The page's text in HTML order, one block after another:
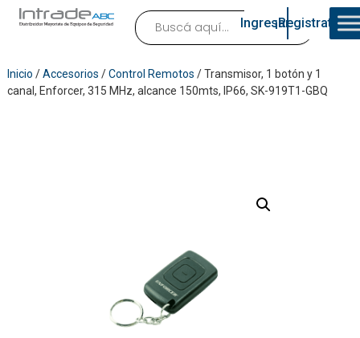
Ingresar¡Registrate!
Inicio /Accesorios /Control Remotos / Transmisor, 1 botón y 1
canal, Enforcer, 315 MHz, alcance 150mts, IP66, SK-919T1-GBQ